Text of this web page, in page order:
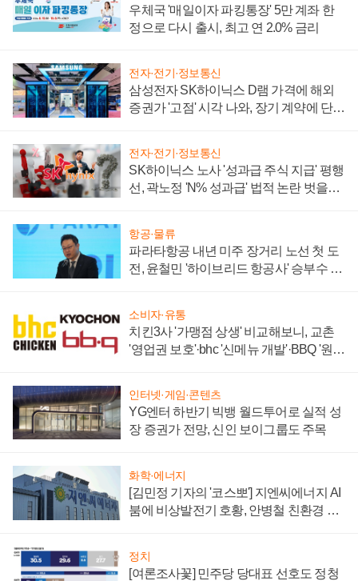
우체국 '매일이자 파킹통장' 5만 계좌 한
정으로 다시 출시, 최고 연 2.0% 금리
전자·전기·정보통신
삼성전자 SK하이닉스 D램 가격에 해외
증권가 '고점' 시각 나와, 장기 계약에 단점
전자·전기·정보통신
SK하이닉스 노사 '성과급 주식 지급' 평행
선, 곽노정 'N% 성과급' 법적 논란 벗을지
항공·물류
파라타항공 내년 미주 장거리 노선 첫 도
전, 윤철민 '하이브리드 항공사' 승부수 통
소비자·유통
치킨3사 '가맹점 상생' 비교해보니, 교촌
'영업권 보호'·bhc '신메뉴 개발'·BBQ '원가
인터넷·게임·콘텐츠
YG엔터 하반기 빅뱅 월드투어로 실적 성
장 증권가 전망, 신인 보이그룹도 주목
화학·에너지
[김민정 기자의 '코스뽀'] 지엔씨에너지 AI
붐에 비상발전기 호황, 안병철 친환경 에
정치
[여론조사꽃] 민주당 당대표 선호도 정청